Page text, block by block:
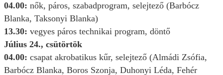
04.00: nők, páros, szabadprogram, selejtező (Barbócz
Blanka, Taksonyi Blanka)
13.30: vegyes páros technikai program, döntő
Július 24., csütörtök
04.00: csapat akrobatikus kűr, selejtező (Almádi Zsófia,
Barbócz Blanka, Boros Szonja, Duhonyi Léda, Fehér